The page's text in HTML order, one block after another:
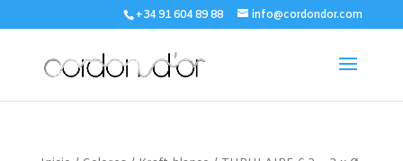
+34 91 604 89 88 info@cordondor.com